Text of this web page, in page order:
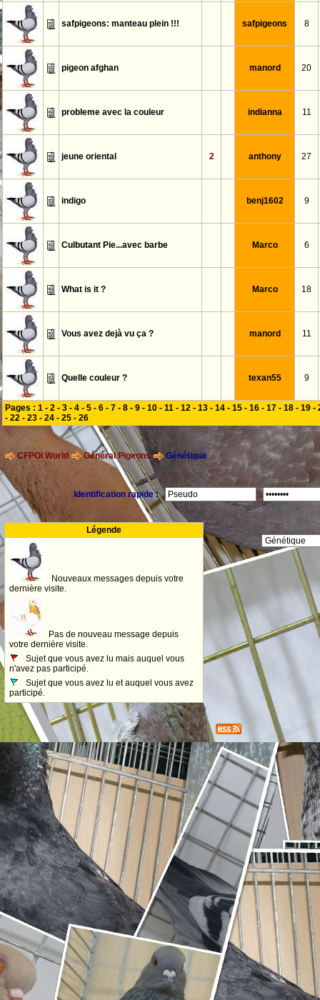
safpigeons: manteau plein !!! safpigeons 8
pigeon afghan manord 20
probleme avec la couleur indianna 11
jeune oriental 2 anthony 27
indigo benj1602 9
Culbutant Pie...avec barbe Marco 6
What is it ? Marco 18
Vous avez dejà vu ça ? manord 11
Quelle couleur ? texan55 9
Pages : 1 - 2 - 3 - 4 - 5 - 6 - 7 - 8 - 9 - 10 - 11 - 12 - 13 - 14 - 15 - 16 - 17 - 18 - 19 -
- 22 - 23 - 24 - 25 - 26
CFPOI World Général Pigeons Génétique
Identification rapide :
Légende
Nouveaux messages depuis votre
dernière visite.
Pas de nouveau message depuis
votre dernière visite.
Sujet que vous avez lu mais auquel vous
n'avez pas participé.
Sujet que vous avez lu et auquel vous avez
participé.